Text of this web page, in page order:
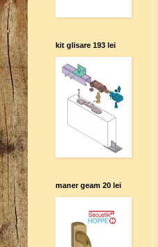
kit glisare 193 lei
maner geam 20 lei